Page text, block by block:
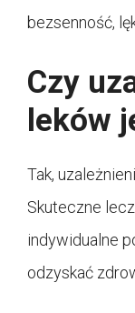
bezsenność,
Czy
leków
Tak,
Skuteczne
indywidualne
odzyskać